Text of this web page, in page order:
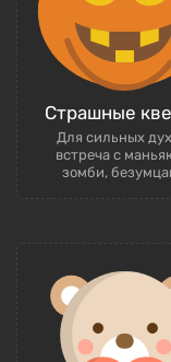
Страшные
Для сильных
встреча с
зомби,